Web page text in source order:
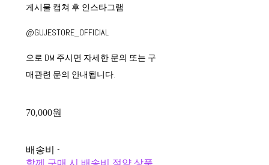
게시물 캡쳐 후 인스타그램
@GUJESTORE_OFFICIAL
으로 DM 주시면 자세한 문의 또는 구
매관련 문의 안내됩니다.
70,000원
배송비 -